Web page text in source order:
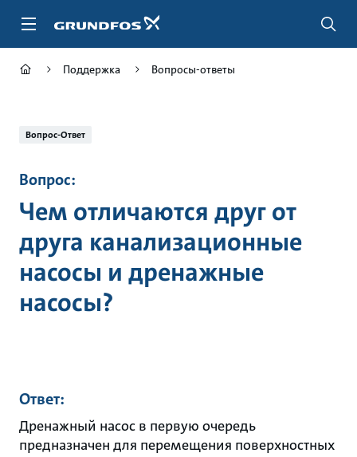
Поддержка Вопросы-ответы
Вопрос-Ответ
Вопрос:
Чем отличаются друг от
друга канализационные
насосы и дренажные
насосы?
Ответ:
Дренажный насос в первую очередь
предназначен для перемещения поверхностных